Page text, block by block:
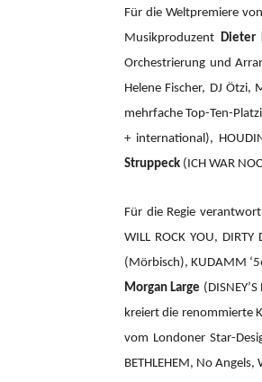
Für die Weltpremiere
Musikproduzent Dieter
Orchestrierung und
Helene Fischer, DJ
mehrfache Top-Ten-
+ international),
Struppeck (ICH WAR
Für die Regie
WILL ROCK YOU, DIRTY
(Mörbisch), KUDAMM
Morgan Large
kreiert die renommierte
vom Londoner Star-
BETHLEHEM, No